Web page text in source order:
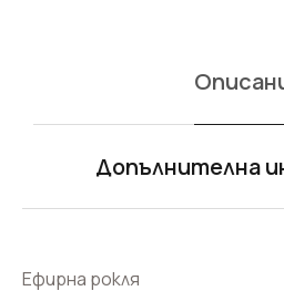
Допълнителна
Ефирна рокля